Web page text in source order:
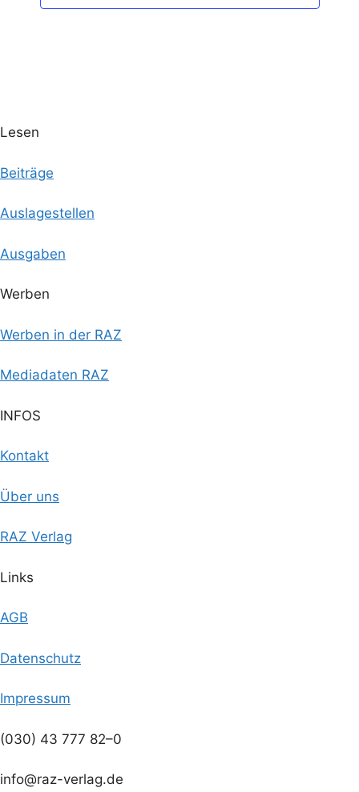
Lesen
Beiträge
Auslagestellen
Ausgaben
Werben
Werben in der RAZ
Mediadaten RAZ
INFOS
Kontakt
Über uns
RAZ Verlag
Links
AGB
Datenschutz
Impressum
(030) 43 777 82–0
info@raz-verlag.de